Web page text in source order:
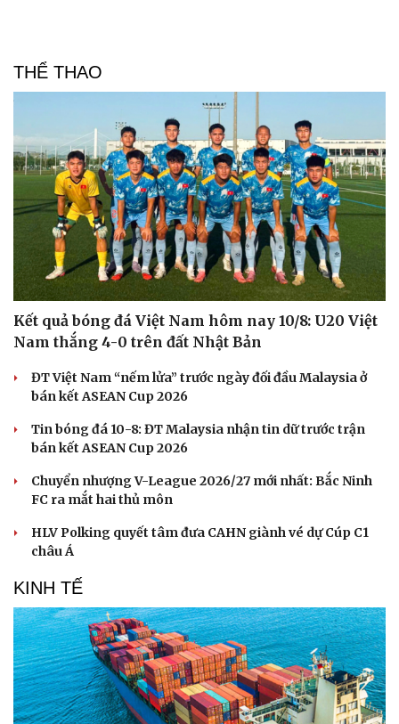
THỂ THAO
Kết quả bóng đá Việt Nam hôm nay 10/8: U20 Việt
Nam thắng 4-0 trên đất Nhật Bản
ĐT Việt Nam “nếm lửa” trước ngày đối đầu Malaysia ở
bán kết ASEAN Cup 2026
Tin bóng đá 10-8: ĐT Malaysia nhận tin dữ trước trận
bán kết ASEAN Cup 2026
Chuyển nhượng V-League 2026/27 mới nhất: Bắc Ninh
FC ra mắt hai thủ môn
HLV Polking quyết tâm đưa CAHN giành vé dự Cúp C1
châu Á
KINH TẾ